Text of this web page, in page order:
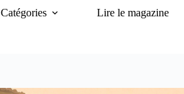
Catégories Lire le magazine